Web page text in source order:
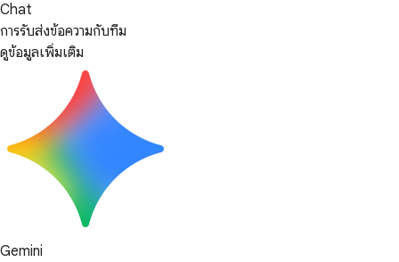
Chat
การรับส่งข้อความกับทีม
ดูข้อมูลเพิ่มเติม
Gemini